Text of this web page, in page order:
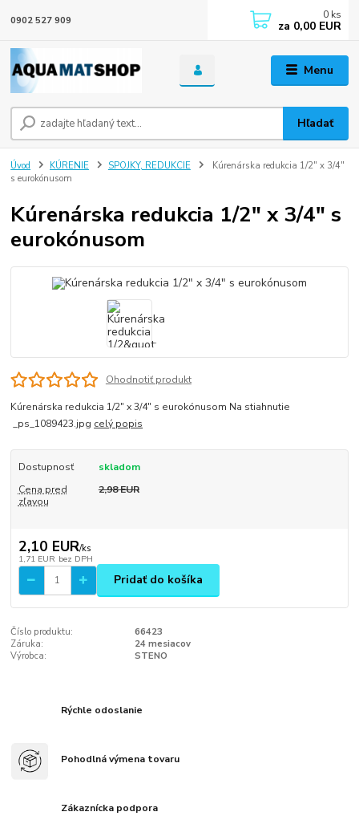
Menu
Hľadať
0902 527 909 0 ks
za 0,00 EUR
Úvod KÚRENIE SPOJKY, REDUKCIE
Kúrenárska redukcia 1/2" x 3/4"
s eurokónusom
Kúrenárska redukcia 1/2" x 3/4" s
eurokónusom
Ohodnotiť produkt
Kúrenárska redukcia 1/2" x 3/4" s eurokónusom Na stiahnutie
_ps_1089423.jpg celý popis
Dostupnosť
skladom
Cena pred
zľavou
2,98 EUR
2,10 EUR/ks
1,71 EUR bez DPH
Pridať do košíka
Číslo produktu:
66423
Záruka:
24 mesiacov
Výrobca:
STENO
Rýchle odoslanie
Pohodlná výmena tovaru
Zákaznícka podpora